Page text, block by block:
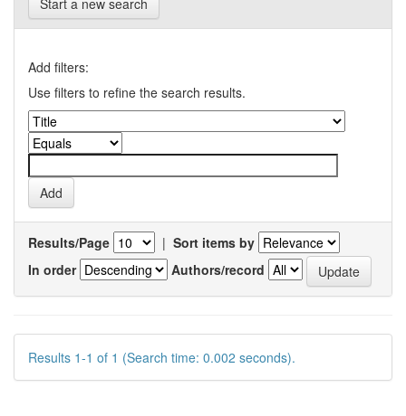
Start a new search
Add filters:
Use filters to refine the search results.
Results/Page | Sort items by
In order
Authors/record
Results 1-1 of 1 (Search time: 0.002 seconds).